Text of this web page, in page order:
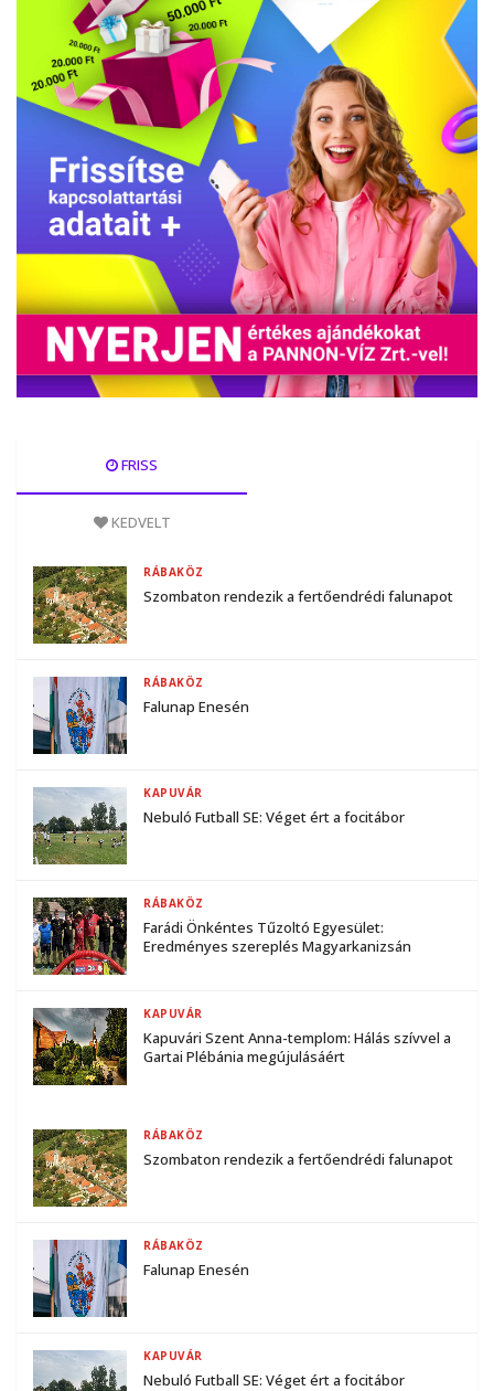
FRISS
KEDVELT
Szombaton rendezik a fertőendrédi falunapot
RÁBAKÖZ
Falunap Enesén
RÁBAKÖZ
Nebuló Futball SE: Véget ért a focitábor
KAPUVÁR
Farádi Önkéntes Tűzoltó Egyesület:
Eredményes szereplés Magyarkanizsán
RÁBAKÖZ
Kapuvári Szent Anna-templom: Hálás szívvel a
Gartai Plébánia megújulásáért
KAPUVÁR
Szombaton rendezik a fertőendrédi falunapot
RÁBAKÖZ
Falunap Enesén
RÁBAKÖZ
Nebuló Futball SE: Véget ért a focitábor
KAPUVÁR